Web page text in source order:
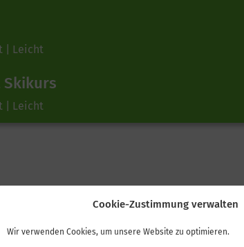
Cookie-Zustimmung verwalten
Wir verwenden Cookies, um unsere Website zu optimieren.
| Leicht
| Leicht